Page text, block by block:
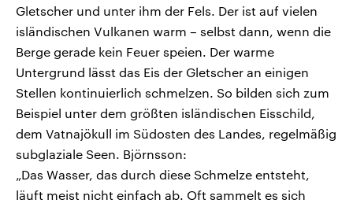
Gletscher und unter ihm der Fels. Der ist auf vielen
isländischen Vulkanen warm – selbst dann, wenn die
Berge gerade kein Feuer speien. Der warme
Untergrund lässt das Eis der Gletscher an einigen
Stellen kontinuierlich schmelzen. So bilden sich zum
Beispiel unter dem größten isländischen Eisschild,
dem Vatnajökull im Südosten des Landes, regelmäßig
subglaziale Seen. Björnsson:
„Das Wasser, das durch diese Schmelze entsteht,
läuft meist nicht einfach ab. Oft sammelt es sich